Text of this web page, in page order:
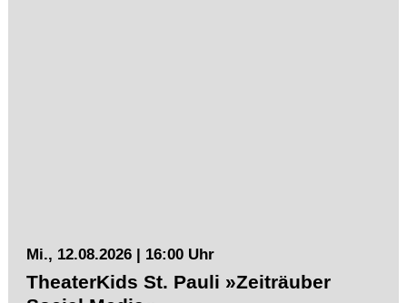
Mi., 12.08.2026 | 16:00 Uhr
TheaterKids St. Pauli »Zeiträuber